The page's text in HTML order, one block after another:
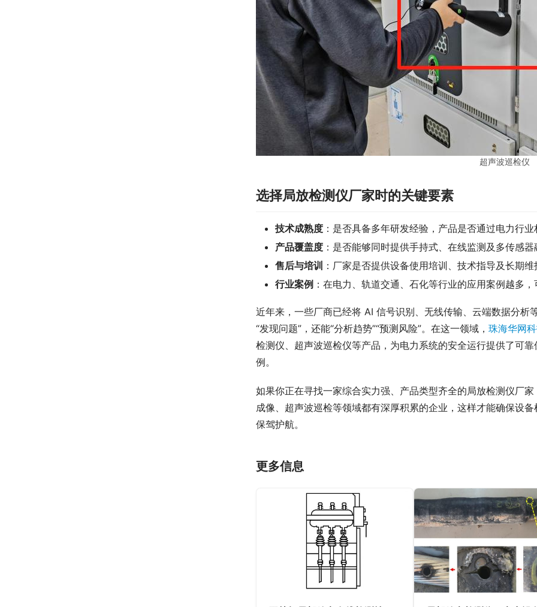
超声波巡检仪
选择局放检测仪厂家时的关键要素
技术成熟度 ：是否具备多年研发经验，产品是否通过电力行
产品覆盖度 ：是否能够同时提供手持式、在线监测及多传感
售后与培训 ：厂家是否提供设备使用培训、技术指导及长期
行业案例 ：在电力、轨道交通、石化等行业的应用案例越多
近年来，一些厂商已经将 AI 信号识别、无线传输、云端数据分析
“发现问题”，还能“分析趋势”“预测风险”。在这一领域， 珠海华网
检测仪、超声波巡检仪等产品，为电力系统的安全运行提供了可
例。
如果你正在寻找一家综合实力强、产品类型齐全的局放检测仪厂
成像、超声波巡检等领域都有深厚积累的企业，这样才能确保设
保驾护航。
更多信息